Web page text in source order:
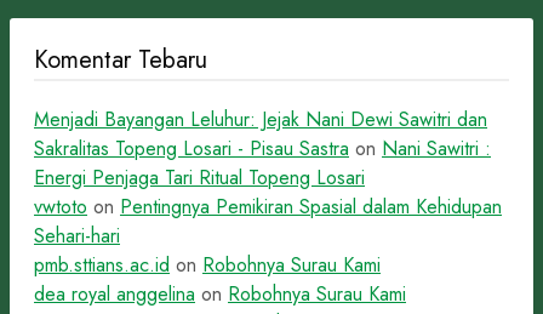
Komentar Tebaru
Menjadi Bayangan Leluhur: Jejak Nani Dewi Sawitri dan
Sakralitas Topeng Losari - Pisau Sastra on Nani Sawitri :
Energi Penjaga Tari Ritual Topeng Losari
vwtoto on Pentingnya Pemikiran Spasial dalam Kehidupan
Sehari-hari
pmb.sttians.ac.id on Robohnya Surau Kami
dea royal anggelina on Robohnya Surau Kami